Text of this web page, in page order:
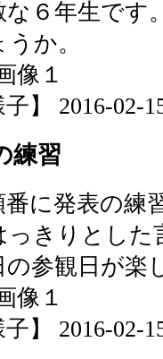
な６年生です
か。
子】 2016-02-
練習
番に発表の
っきりとし
の参観日が楽
子】 2016-02-